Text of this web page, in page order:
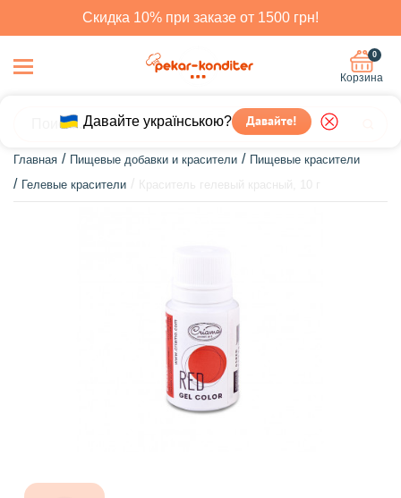
Скидка 10% при заказе от 1500 грн!
Давайте українською? Давайте!
0
Корзина
Главная Пищевые добавки и красители
Пищевые красители
Гелевые красители